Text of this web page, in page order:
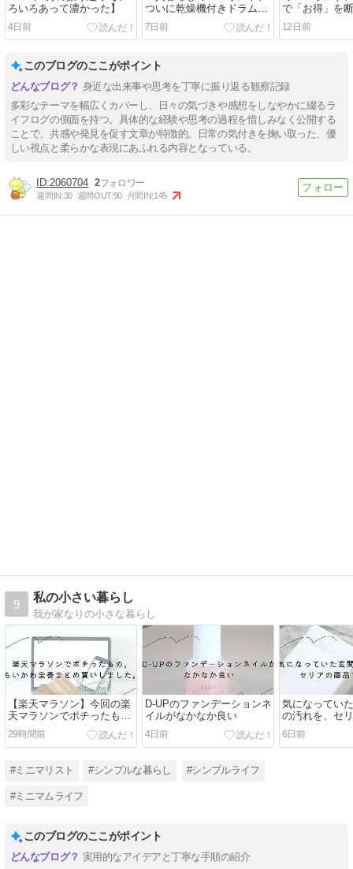
ろいろあって濃かった】
4日前
ついに乾燥機付きドラム式
洗濯機を買う
7日前
で「お得」を
げ交渉に成功
12日前
このブログのここがポイント
身近な出来事や思考を丁寧に振り返る観察記録
多彩なテーマを幅広くカバーし、日々の気づきや感想をしなやかに綴るラ
イフログの側面を持つ。具体的な経験や思考の過程を惜しみなく公開する
ことで、共感や発見を促す文章が特徴的。日常の気付きを掬い取った、優
しい視点と柔らかな表現にあふれる内容となっている。
2060704 2
週間IN:30 週間OUT:90 月間IN:145
9
私の小さい暮らし
我が家なりの小さな暮らし
【楽天マラソン】今回の楽
天マラソンでポチったも
の。ちいかわ全巻まとめ買
いしました。
29時間前
D-UPのファンデーションネ
イルがなかなか良い
4日前
気になってい
の汚れを、セ
綺麗に。
6日前
#ミニマリスト #シンプルな暮らし #シンプルライフ
#ミニマムライフ
このブログのここがポイント
実用的なアイデアと丁寧な手順の紹介